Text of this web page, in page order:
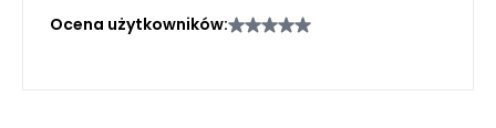
Ocena użytkowników: